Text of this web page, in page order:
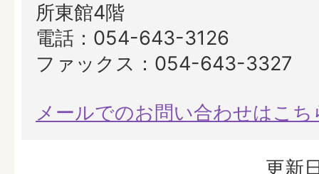
所東館4階
電話：054-643-3126
ファックス：054-643-3327
メールでのお問い合わせはこち
更新